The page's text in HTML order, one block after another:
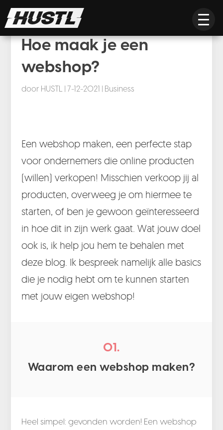
Hoe maak je een
webshop?
door HUSTL | 7-12-2021 | Business
Een webshop maken, een perfecte stap
voor ondernemers die online producten
(willen) verkopen! Misschien verkoop jij al
producten, overweeg je om hiermee te
starten, of ben je gewoon geïnteresseerd
in hoe dit in zijn werk gaat. Wat jouw doel
ook is, ik help jou hem te behalen met
deze blog. Ik bespreek namelijk alle basics
die je nodig hebt om te kunnen starten
met jouw eigen webshop!
01.
Waarom een webshop maken?
Heel simpel: gevonden worden! Een webshop